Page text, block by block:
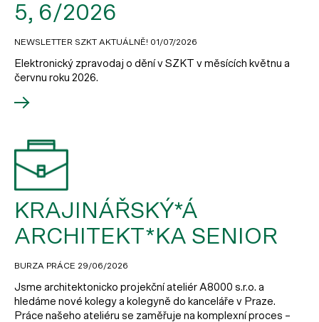
5, 6/2026
NEWSLETTER SZKT AKTUÁLNĚ! 01/07/2026
Elektronický zpravodaj o dění v SZKT v měsících květnu a
červnu roku 2026.
KRAJINÁŘSKÝ*Á
ARCHITEKT*KA SENIOR
BURZA PRÁCE 29/06/2026
Jsme architektonicko projekční ateliér A8000 s.r.o. a
hledáme nové kolegy a kolegyně do kanceláře v Praze.
Práce našeho ateliéru se zaměřuje na komplexní proces –